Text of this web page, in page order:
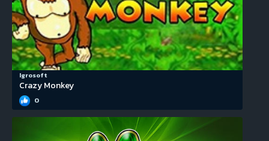
Igrosoft
Crazy Monkey
0